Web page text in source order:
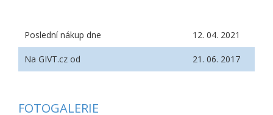
Poslední nákup dne 12. 04. 2021
Na GIVT.cz od 21. 06. 2017
FOTOGALERIE